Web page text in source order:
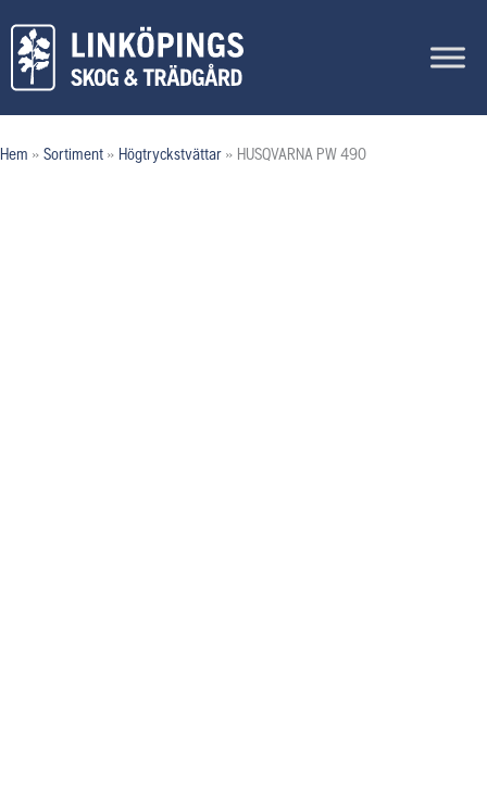
innehåll
Hem » Sortiment » Högtryckstvättar » HUSQVARNA PW 490